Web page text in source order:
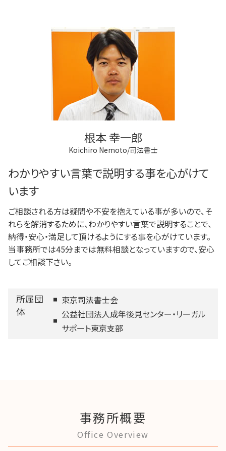
根本 幸一郎
Koichiro Nemoto/司法書士
わかりやすい言葉で説明する事を心がけて
います
ご相談される方は疑問や不安を抱えている事が多いので、そ
れらを解消するために、わかりやすい言葉で説明することで、
納得・安心・満足して頂けるようにする事を心がけています。
当事務所では45分までは無料相談となっていますので、安心
してご相談下さい。
所属団
体
東京司法書士会
公益社団法人成年後見センター・リーガル
サポート東京支部
事務所概要
Office Overview